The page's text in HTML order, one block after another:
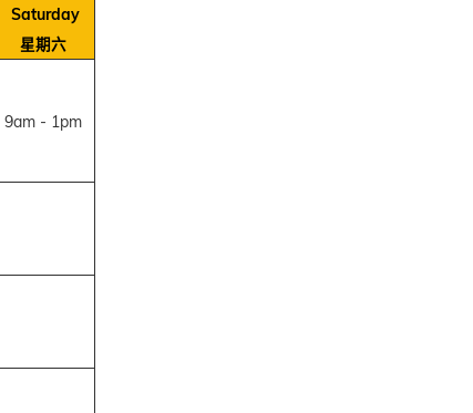
Saturday
星期六
9am - 1pm